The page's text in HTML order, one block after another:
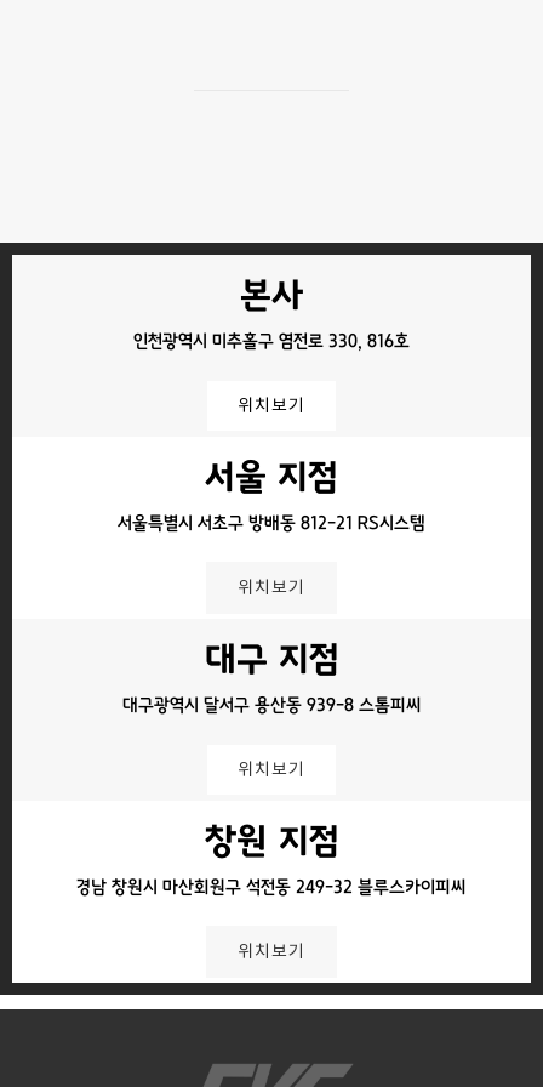
본사
인천광역시 미추홀구 염전로 330, 816호
위치보기
서울 지점
서울특별시 서초구 방배동 812-21 RS시스템
위치보기
대구 지점
대구광역시 달서구 용산동 939-8 스톰피씨
위치보기
창원 지점
경남 창원시 마산회원구 석전동 249-32 블루스카이피씨
위치보기